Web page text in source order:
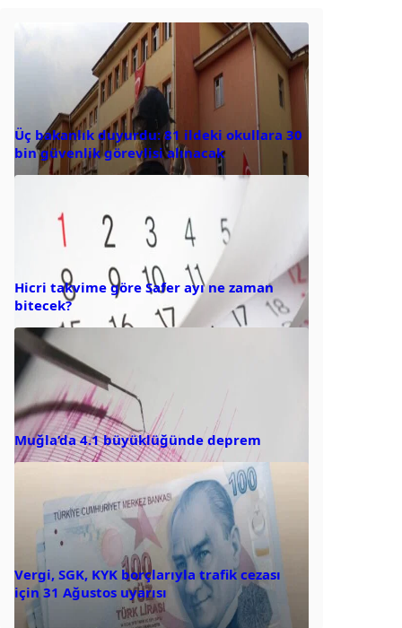
Üç bakanlık duyurdu: 81 ildeki okullara 30
bin güvenlik görevlisi alınacak
Hicri takvime göre Safer ayı ne zaman
bitecek?
Muğla’da 4.1 büyüklüğünde deprem
Vergi, SGK, KYK borçlarıyla trafik cezası
için 31 Ağustos uyarısı